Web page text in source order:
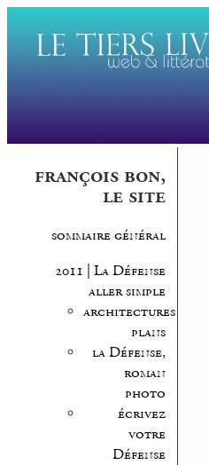
françois bon,
le site
sommaire général
2011 | La Défense
aller simple
architectures,
plans
la Défense,
roman
photo
écrivez
votre
Défense